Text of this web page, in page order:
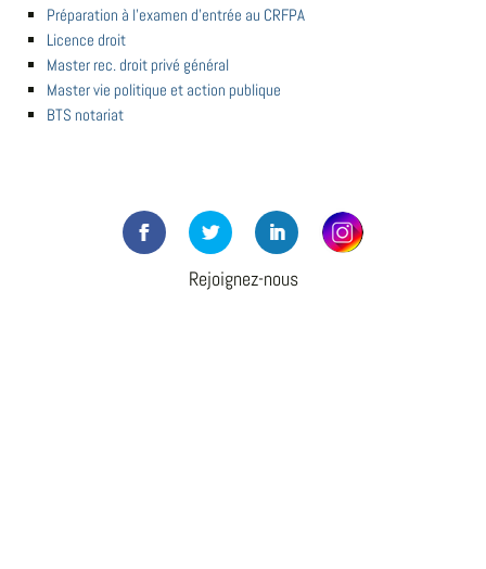
Préparation à l'examen d'entrée au CRFPA
Licence droit
Master rec. droit privé général
Master vie politique et action publique
BTS notariat
Rejoignez-nous